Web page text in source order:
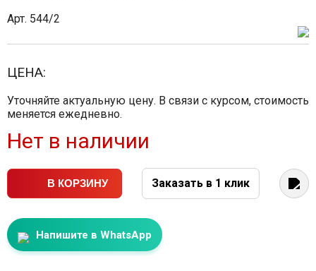
Арт. 544/2
ЦЕНА:
Уточняйте актуальную цену. В связи с курсом, стоимость
меняется ежедневно.
Нет в наличии
В КОРЗИНУ Заказать в 1 клик
Напишите в WhatsApp